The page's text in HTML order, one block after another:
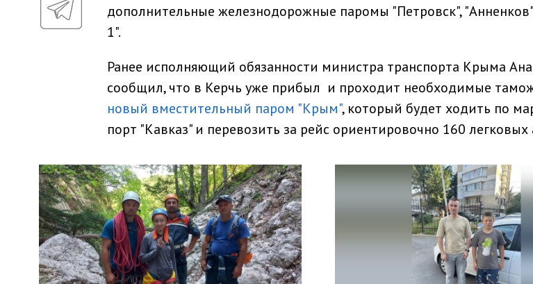
дополнительные железнодорожные паромы "Петровск",
1".
Ранее исполняющий обязанности министра транспорта Крыма
сообщил, что в Керчь уже прибыл и проходит необходимые
новый вместительный паром "Крым", который будет ходить по
порт "Кавказ" и перевозить за рейс ориентировочно 160